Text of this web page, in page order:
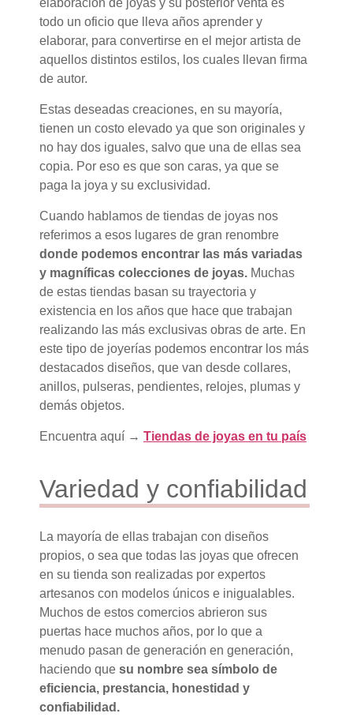
elaboración de joyas y su posterior venta es
todo un oficio que lleva años aprender y
elaborar, para convertirse en el mejor artista de
aquellos distintos estilos, los cuales llevan firma
de autor.
Estas deseadas creaciones, en su mayoría,
tienen un costo elevado ya que son originales y
no hay dos iguales, salvo que una de ellas sea
copia. Por eso es que son caras, ya que se
paga la joya y su exclusividad.
Cuando hablamos de tiendas de joyas nos
referimos a esos lugares de gran renombre
donde podemos encontrar las más variadas
y magníficas colecciones de joyas. Muchas
de estas tiendas basan su trayectoria y
existencia en los años que hace que trabajan
realizando las más exclusivas obras de arte. En
este tipo de joyerías podemos encontrar los más
destacados diseños, que van desde collares,
anillos, pulseras, pendientes, relojes, plumas y
demás objetos.
Encuentra aquí → Tiendas de joyas en tu país
Variedad y confiabilidad
La mayoría de ellas trabajan con diseños
propios, o sea que todas las joyas que ofrecen
en su tienda son realizadas por expertos
artesanos con modelos únicos e inigualables.
Muchos de estos comercios abrieron sus
puertas hace muchos años, por lo que a
menudo pasan de generación en generación,
haciendo que su nombre sea símbolo de
eficiencia, prestancia, honestidad y
confiabilidad.